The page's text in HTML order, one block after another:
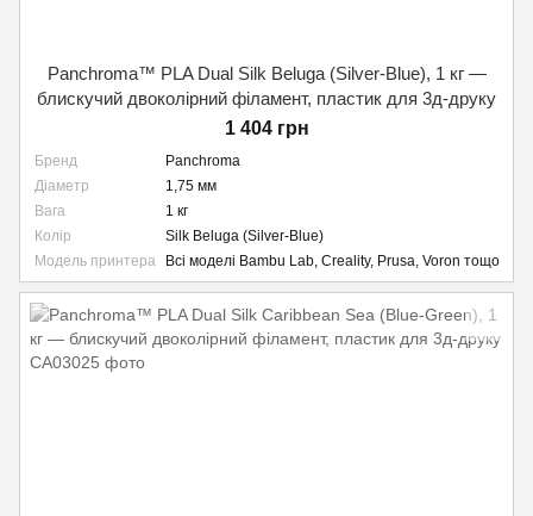
Panchroma™ PLA Dual Silk Beluga (Silver-Blue), 1 кг —
блискучий двоколірний філамент, пластик для 3д-друку
1 404 грн
Бренд
Panchroma
Діаметр
1,75 мм
Вага
1 кг
Колір
Silk Beluga (Silver-Blue)
Модель принтера
Всі моделі Bambu Lab, Creality, Prusa, Voron тощо